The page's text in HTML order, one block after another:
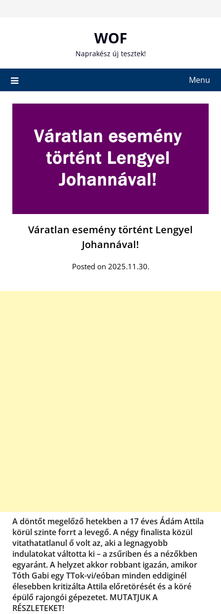
WOF
Naprakész új tesztek!
Menu
Váratlan esemény történt Lengyel
Johannával!
Posted on 2025.11.30.
A döntőt megelőző hetekben a 17 éves Ádám Attila
körül szinte forrt a levegő. A négy finalista közül
vitathatatlanul ő volt az, aki a legnagyobb
indulatokat váltotta ki – a zsűriben és a nézőkben
egyaránt. A helyzet akkor robbant igazán, amikor
Tóth Gabi egy TTok-vi/eóban minden eddiginél
élesebben kritizálta Attila előretörését és a köré
épülő rajongói gépezetet. MUTATJUK A
RÉSZLETEKET!